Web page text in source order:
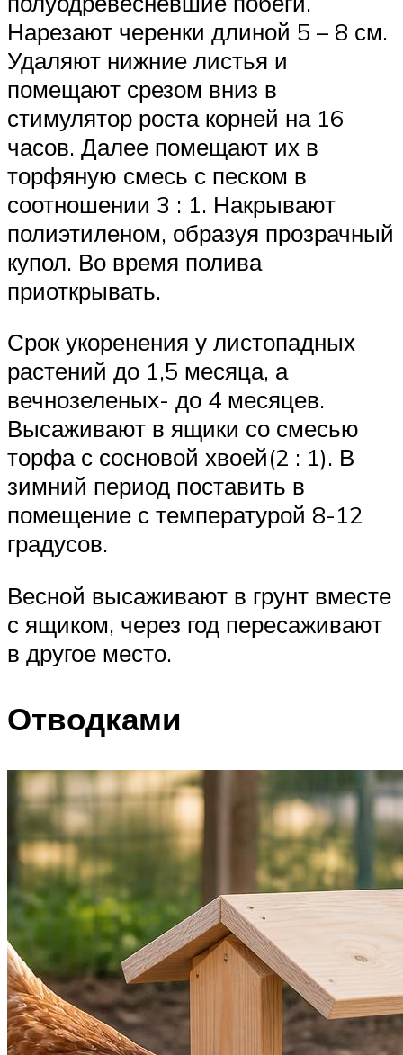
Нарезают черенки длиной 5 – 8 см.
Удаляют нижние листья и
помещают срезом вниз в
стимулятор роста корней на 16
часов. Далее помещают их в
торфяную смесь с песком в
соотношении 3 : 1. Накрывают
полиэтиленом, образуя прозрачный
купол. Во время полива
приоткрывать.
Срок укоренения у листопадных
растений до 1,5 месяца, а
вечнозеленых- до 4 месяцев.
Высаживают в ящики со смесью
торфа с сосновой хвоей(2 : 1). В
зимний период поставить в
помещение с температурой 8-12
градусов.
Весной высаживают в грунт вместе
с ящиком, через год пересаживают
в другое место.
Отводками